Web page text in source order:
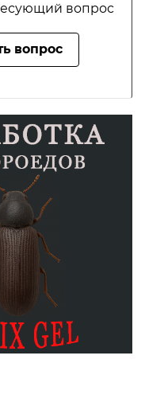
вопрос
вопрос